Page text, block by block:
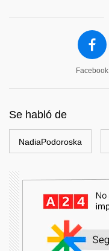
Facebook
Se habló de
NadiaPodoroska